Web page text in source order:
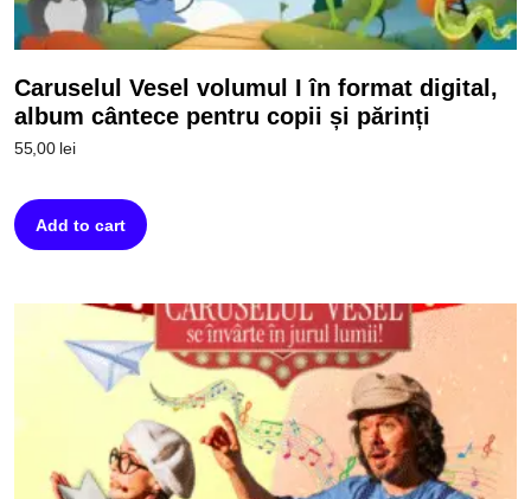
Caruselul Vesel volumul I în format digital,
album cântece pentru copii și părinți
55,00 lei
Add to cart